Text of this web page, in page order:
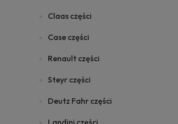
Claas części
Case części
Renault części
Steyr części
Deutz Fahr części
Landini części